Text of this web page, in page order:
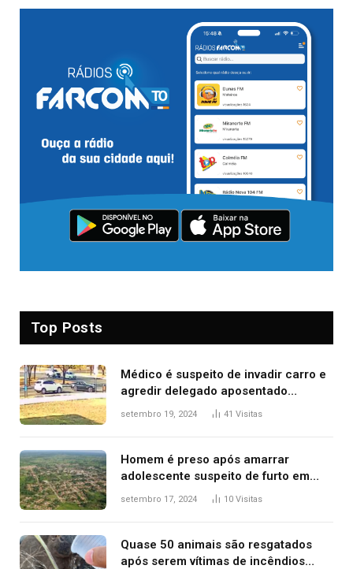
Top Posts
Médico é suspeito de invadir carro e
agredir delegado aposentado
durante confusão no trânsito
setembro 19, 2024 41 Visitas
Homem é preso após amarrar
adolescente suspeito de furto em
estaca de cerca e agredi-lo
setembro 17, 2024 10 Visitas
Quase 50 animais são resgatados
após serem vítimas de incêndios